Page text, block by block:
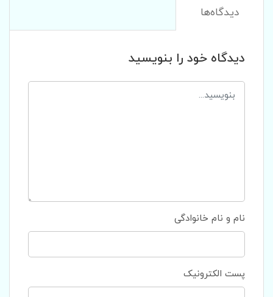
دیدگاه‌ها
دیدگاه خود را بنویسید
نام و نام خانوادگی
پست الکترونیک